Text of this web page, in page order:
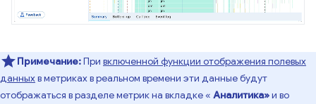
Примечание:При включенной функции отображения полевых
данныхв метриках в реальном времени эти данные будут
отображаться в разделе метрик на вкладке « Аналитика»и во